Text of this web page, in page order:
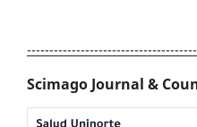
Scimago Journal &